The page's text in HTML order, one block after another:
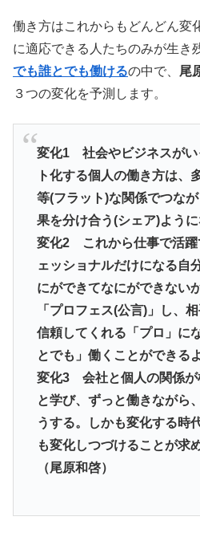
働き方はこれからもどんどん変
に適応できる人たちのみが生き
でも誰とでも働けるの中で、 尾
３つの変化を予測します。
変化1 社会やビジネスがい
ト化する個人の働き方は、
等(フラット)な関係でつな
果を分け合う(シェア)ように
変化2 これから仕事で活躍
ェッショナルだけになる自
にができてなにができない
「プロフェス(公言)」し、相
信頼してくれる「プロ」 に
とでも」働くことができる
変化3 会社と個人の関係が
と学び、 ずっと働きながら
うする。
しかも変化する時
も変化しつづけることが求
（尾原和啓）